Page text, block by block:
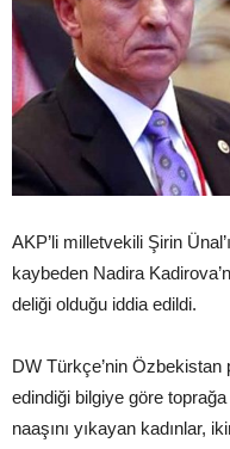
AKP’li milletvekili Şirin
kaybeden Nadira
deliği olduğu iddia edildi.
DW Türkçe’nin Özbekistan
edindiği bilgiye göre
naaşını yıkayan kadınlar,